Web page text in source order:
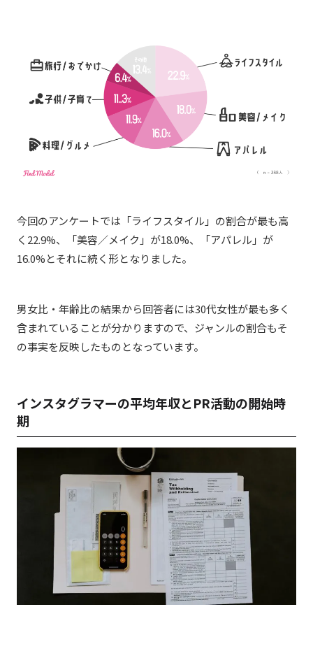
今回のアンケートでは「ライフスタイル」の割合が最も高
く22.9%、「美容／メイク」が18.0%、「アパレル」が
16.0%とそれに続く形となりました。
男女比・年齢比の結果から回答者には30代女性が最も多く
含まれていることが分かりますので、ジャンルの割合もそ
の事実を反映したものとなっています。
インスタグラマーの平均年収とPR活動の開始時
期